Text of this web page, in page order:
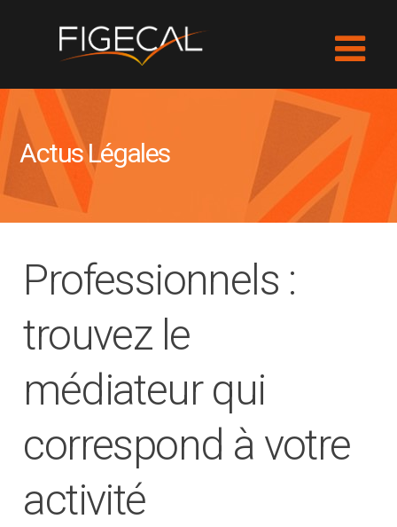
Actus Légales
Professionnels :
trouvez le
médiateur qui
correspond à votre
activité